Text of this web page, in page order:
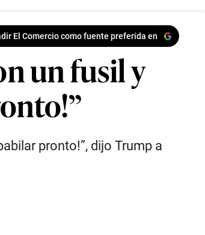
El Comercio como fuente preferida en
un fusil y
pronto!”, dijo Trump a